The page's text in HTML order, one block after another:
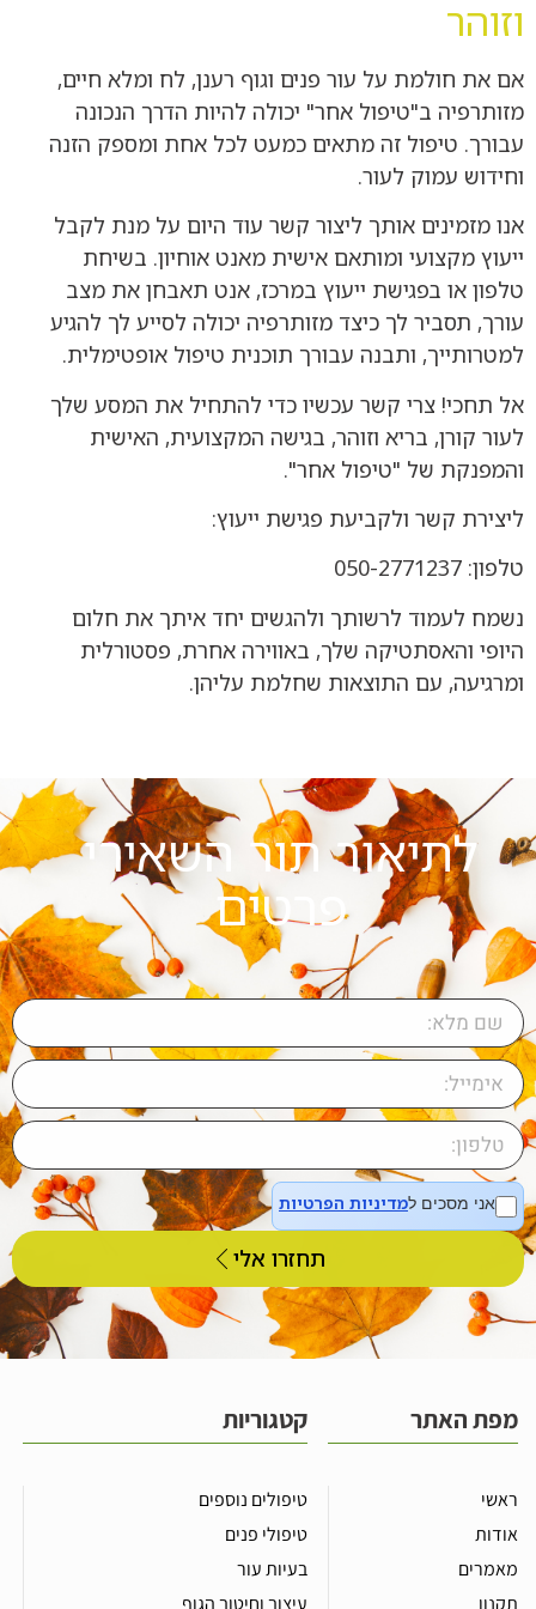
וזוהר
אם את חולמת על עור פנים וגוף רענן, לח ומלא חיים,
מזותרפיה ב"טיפול אחר" יכולה להיות הדרך הנכונה
עבורך. טיפול זה מתאים כמעט לכל אחת ומספק הזנה
וחידוש עמוק לעור.
אנו מזמינים אותך ליצור קשר עוד היום על מנת לקבל
ייעוץ מקצועי ומותאם אישית מאנט אוחיון. בשיחת
טלפון או בפגישת ייעוץ במרכז, אנט תאבחן את מצב
עורך, תסביר לך כיצד מזותרפיה יכולה לסייע לך להגיע
למטרותייך, ותבנה עבורך תוכנית טיפול אופטימלית.
אל תחכי! צרי קשר עכשיו כדי להתחיל את המסע שלך
לעור קורן, בריא וזוהר, בגישה המקצועית, האישית
והמפנקת של "טיפול אחר".
ליצירת קשר ולקביעת פגישת ייעוץ:
טלפון: 050-2771237
נשמח לעמוד לרשותך ולהגשים יחד איתך את חלום
היופי והאסתטיקה שלך, באווירה אחרת, פסטורלית
ומרגיעה, עם התוצאות שחלמת עליהן.
לתיאור תור השאירי
פרטים
אני מסכים למדיניות הפרטיות
תחזרו אלי
מפת האתר
ראשי
אודות
מאמרים
תקנון
קטגוריות
טיפולים נוספים
טיפולי פנים
בעיות עור
עיצוב וחיטוב הגוף